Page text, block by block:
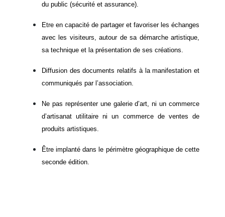
du public (sécurité et assurance).
Etre en capacité de partager et favoriser les échanges
avec les visiteurs, autour de sa démarche artistique,
sa technique et la présentation de ses créations.
Diffusion des documents relatifs à la manifestation et
communiqués par l’association.
Ne pas représenter une galerie d’art, ni un commerce
d’artisanat utilitaire ni un commerce de ventes de
produits artistiques.
Être implanté dans le périmètre géographique de cette
seconde édition.